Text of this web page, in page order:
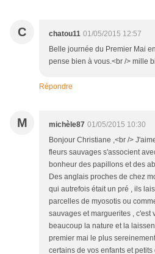
C chatou11 01/05/2015 12:57
Belle journée du Premier Mai
pense bien à vous.<br /> mille
Répondre
M michèle87 01/05/2015 10:30
Bonjour Christiane ,<br />
fleurs sauvages s'associent
bonheur des papillons et des
Des anglais proches de chez
qui autrefois était un pré , ils
parcelles de myosotis ou
sauvages et marguerites , c'est
beaucoup la nature et la
premier mai le plus
certains de vos enfants et